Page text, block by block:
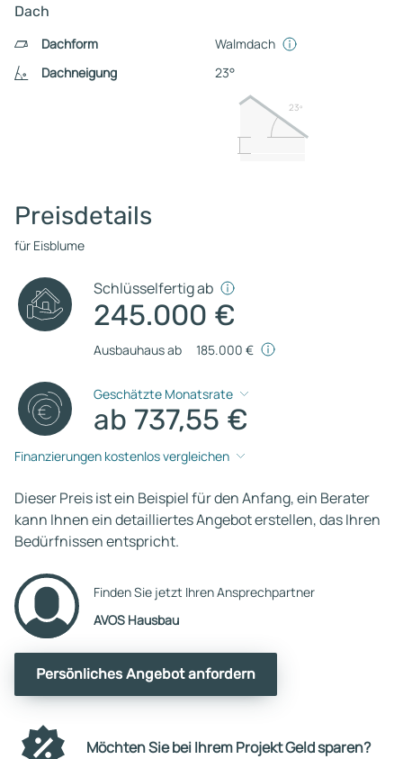
Dach
Dachform
Walmdach
Dachneigung
23°
23º
Preisdetails
für Eisblume
Schlüsselfertig ab
245.000 €
Ausbauhaus ab 185.000 €
Geschätzte Monatsrate
ab 737,55 €
Finanzierungen kostenlos vergleichen
Dieser Preis ist ein Beispiel für den Anfang, ein Berater
kann Ihnen ein detailliertes Angebot erstellen, das Ihren
Bedürfnissen entspricht.
Finden Sie jetzt Ihren Ansprechpartner
AVOS Hausbau
Persönliches Angebot anfordern
Möchten Sie bei Ihrem Projekt Geld sparen?